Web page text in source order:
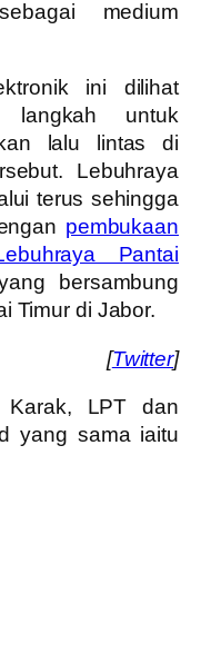
medium
ini dilihat
untuk
lalu lintas di
Lebuhraya
terus sehingga
pembukaan
Pantai
bersambung
Timur di Jabor.
[Twitter]
Karak, LPT dan
yang sama iaitu